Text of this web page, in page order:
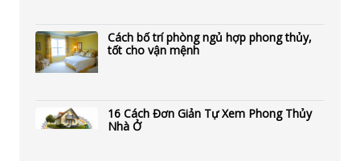
Cách bố trí phòng ngủ hợp phong thủy,
tốt cho vận mệnh
16 Cách Đơn Giản Tự Xem Phong Thủy
Nhà Ở